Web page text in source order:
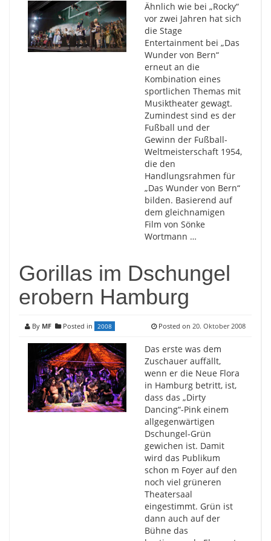
Ähnlich wie bei „Rocky“
vor zwei Jahren hat sich
die Stage
Entertainment bei „Das
Wunder von Bern“
erneut an die
Kombination eines
sportlichen Themas mit
Musiktheater gewagt.
Zumindest sind es der
Fußball und der
Gewinn der Fußball-
Weltmeisterschaft 1954,
die den
Handlungsrahmen für
„Das Wunder von Bern“
bilden. Basierend auf
dem gleichnamigen
Film von Sönke
Wortmann …
Gorillas im Dschungel
erobern Hamburg
By MF Posted in 2008 Posted on 20. Oktober 2008
Das erste was dem
Zuschauer auffällt,
wenn er die Neue Flora
in Hamburg betritt, ist,
dass das „Dirty
Dancing“-Pink einem
allgegenwärtigen
Dschungel-Grün
gewichen ist. Damit
wird das Publikum
schon m Foyer auf den
noch viel grüneren
Theatersaal
eingestimmt. Grün ist
dann auch auf der
Bühne das